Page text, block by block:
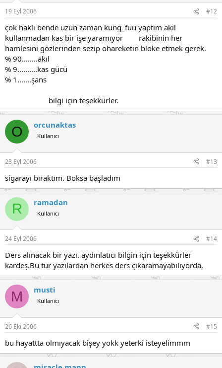
19 Eyl 2006 #12
çok haklı bende uzun zaman kung_fuu yaptım akıl
kullanmadan kas bir işe yaramıyor rakibinin her
hamlesini gözlerinden sezip ohareketin bloke etmek gerek.
% 90........akıl
% 9..........kas gücü
% 1.......şans
bilgi için teşekkürler.
O orcunaktas
Kullanıcı
23 Eyl 2006 #13
sigarayı bıraktım. Boksa başladım
R ramadan
Kullanıcı
24 Eyl 2006 #14
Ders alınacak bir yazı. aydınlatıcı bilgin için teşekkürler
kardeş.Bu tür yazılardan herkes ders çıkaramayabiliyorda.
M musti
Kullanıcı
26 Eki 2006 #15
bu hayattta olmıyacak bişey yokk yeterki isteyelimmm